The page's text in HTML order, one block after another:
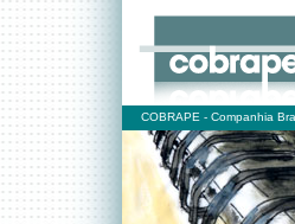
COBRAPE - Companhia